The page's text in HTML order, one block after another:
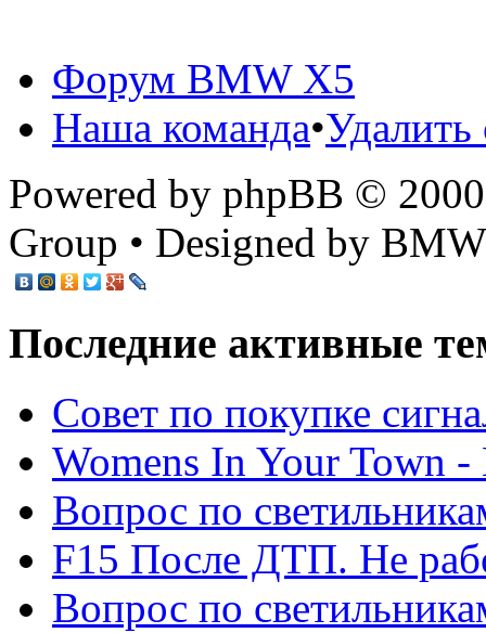
Форум BMW X5
Наша команда•
Powered by phpBB ©
Group • Designed by
Последние активные
Cовет по покупке
Womens In Your Town
Вопрос по
F15 После ДТП. Не
Вопрос по